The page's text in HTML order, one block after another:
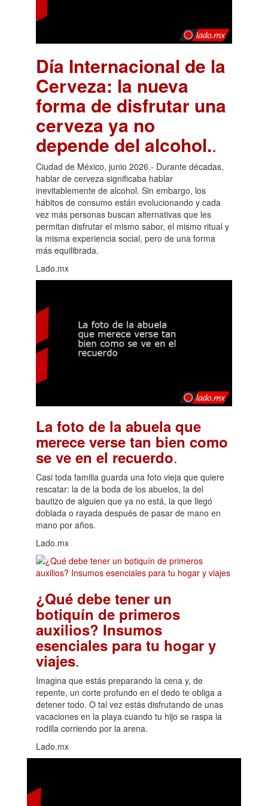
Día Internacional de la
Cerveza: la nueva
forma de disfrutar una
cerveza ya no
depende del alcohol..
Ciudad de México, junio 2026.- Durante décadas,
hablar de cerveza significaba hablar
inevitablemente de alcohol. Sin embargo, los
hábitos de consumo están evolucionando y cada
vez más personas buscan alternativas que les
permitan disfrutar el mismo sabor, el mismo ritual y
la misma experiencia social, pero de una forma
más equilibrada.
Lado.mx
La foto de la abuela que
merece verse tan bien como
se ve en el recuerdo.
Casi toda familia guarda una foto vieja que quiere
rescatar: la de la boda de los abuelos, la del
bautizo de alguien que ya no está, la que llegó
doblada o rayada después de pasar de mano en
mano por años.
Lado.mx
¿Qué debe tener un
botiquín de primeros
auxilios? Insumos
esenciales para tu hogar y
viajes.
Imagina que estás preparando la cena y, de
repente, un corte profundo en el dedo te obliga a
detener todo. O tal vez estás disfrutando de unas
vacaciones en la playa cuando tu hijo se raspa la
rodilla corriendo por la arena.
Lado.mx